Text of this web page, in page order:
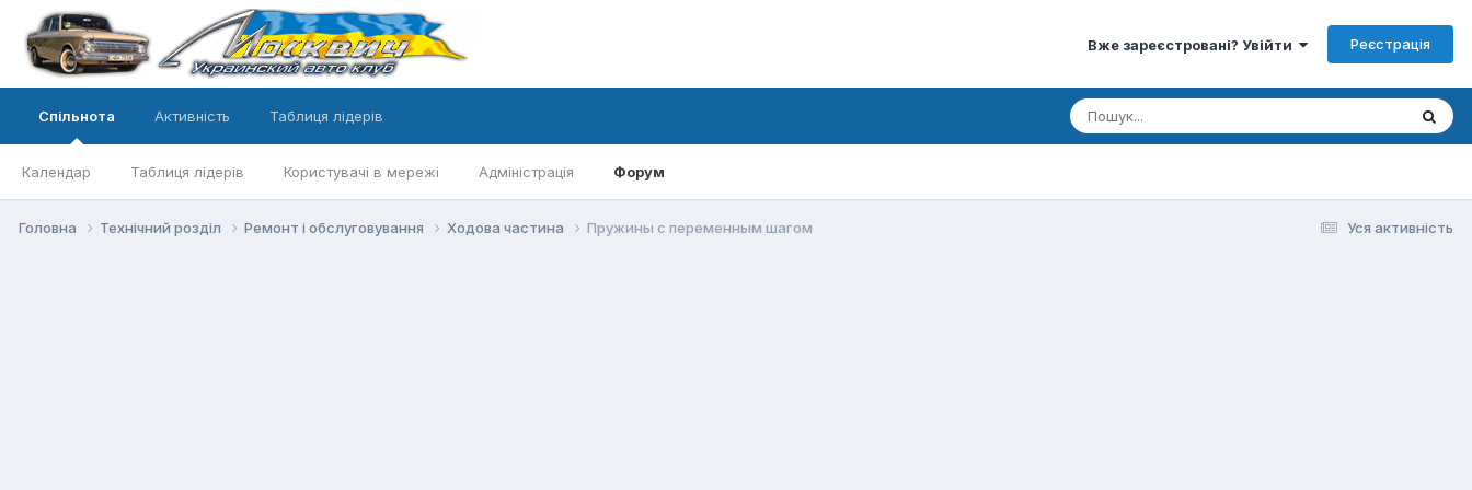
Вже зареєстровані? Увійти Реєстрація
Спільнота
Календар Таблиця лідерів Користувачі в мережі Адміністрація Форум
Активність Таблиця лідерів
Уся активність
Головна Технічний розділ Ремонт і обслуговування Ходова частина Пружины с переменным шагом